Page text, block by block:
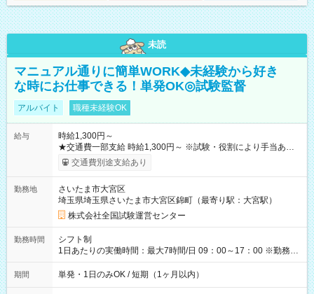
未読
マニュアル通りに簡単WORK◆未経験から好き
な時にお仕事できる！単発OK◎試験監督
アルバイト 職種未経験OK
給与
時給1,300円～
★交通費一部支給 時給1,300円～ ※試験・役割により手当あり
※勤務回数により昇給あり 【即給（前払い）オプションあ
り！】 希望される場合、勤務から1週間ほどで給与の一部を受け
例】 ・河合塾模擬試験 8:30～17:30（休憩1時間） 時給1,300円
×8時間＝日収10,400円＋交通費 ※当日の役割により時給＋100
円の場合あり ・国家試験 7:00～13:30（休憩なし） 時給1,300
円（役割手当＋100円）×6時間＝日収8,400円＋交通費 【試用期
間】試用期間なし
交通費別途支給あり
勤務地
さいたま市大宮区
埼玉県埼玉県さいたま市大宮区錦町（最寄り駅：大宮駅）
株式会社全国試験運営センター
勤務時間
シフト制
1日あたりの実働時間：最大7時間/日 09：00～17：00 ※勤務時
間は 試験により異なります。
期間 単発・1日のみOK / 短期（1ヶ月以内）